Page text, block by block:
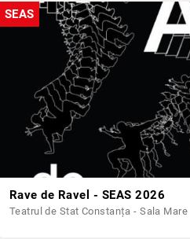
SEAS
Rave de Ravel - SEAS 2026
Teatrul de Stat Constanța - Sala Mare